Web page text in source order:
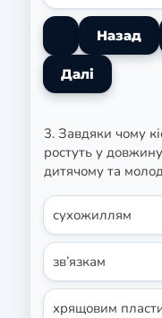
3. Завдяки чому
ростуть у
дитячому та
сухожиллям
зв’язкам
хрящовим